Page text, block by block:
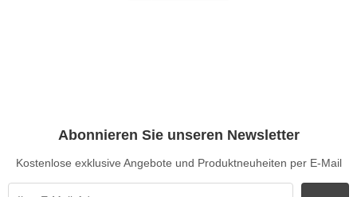
Abonnieren Sie unseren Newsletter
Kostenlose exklusive Angebote und Produktneuheiten per E-Mail